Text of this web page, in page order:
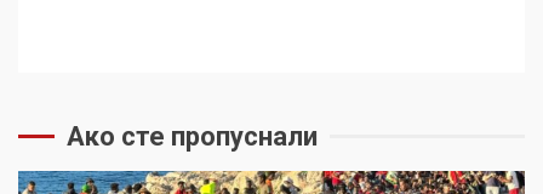
Ако сте пропуснали